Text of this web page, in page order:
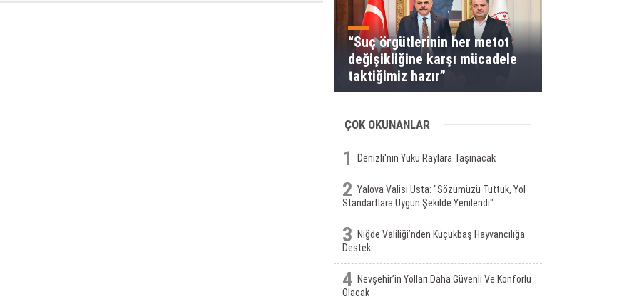
“Suç örgütlerinin her metot
değişikliğine karşı mücadele
taktiğimiz hazır”
ÇOK OKUNANLAR
1 Denizli'nin Yükü Raylara Taşınacak
2 Yalova Valisi Usta: "Sözümüzü Tuttuk, Yol
Standartlara Uygun Şekilde Yenilendi"
3
Niğde Valiliği’nden Küçükbaş Hayvancılığa
Destek
4
Nevşehir’in Yolları Daha Güvenli Ve Konforlu
Olacak